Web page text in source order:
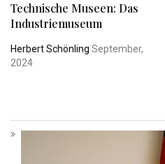
Technische Museen: Das
Industriemuseum
Herbert Schönling September,
2024